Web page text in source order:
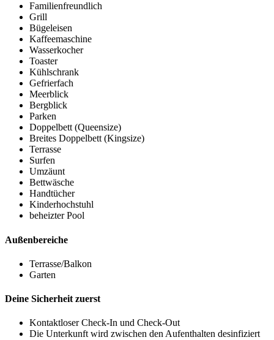
Familienfreundlich
Grill
Bügeleisen
Kaffeemaschine
Wasserkocher
Toaster
Kühlschrank
Gefrierfach
Meerblick
Bergblick
Parken
Doppelbett (Queensize)
Breites Doppelbett (Kingsize)
Terrasse
Surfen
Umzäunt
Bettwäsche
Handtücher
Kinderhochstuhl
beheizter Pool
Außenbereiche
Terrasse/Balkon
Garten
Deine Sicherheit zuerst
Kontaktloser Check-In und Check-Out
Die Unterkunft wird zwischen den Aufenthalten desinfiziert